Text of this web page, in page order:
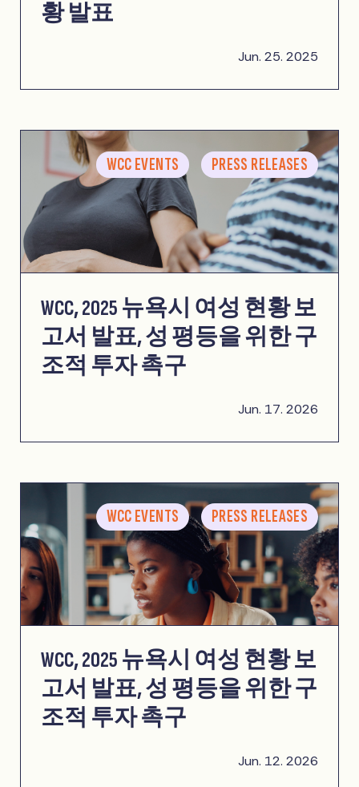
황 발표
Jun. 25. 2025
WCC EVENTS PRESS RELEASES
WCC, 2025 뉴욕시 여성 현황 보
고서 발표, 성 평등을 위한 구
조적 투자 촉구
Jun. 17. 2026
WCC EVENTS PRESS RELEASES
WCC, 2025 뉴욕시 여성 현황 보
고서 발표, 성 평등을 위한 구
조적 투자 촉구
Jun. 12. 2026